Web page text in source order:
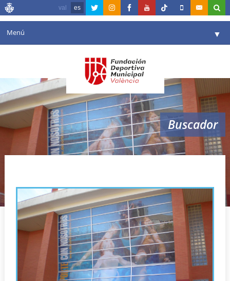
val es
Menú ▼
Agenda
Instalaciones ▼
Comunicación ▼
Valencia en deporte ▼
Buscador
mejora